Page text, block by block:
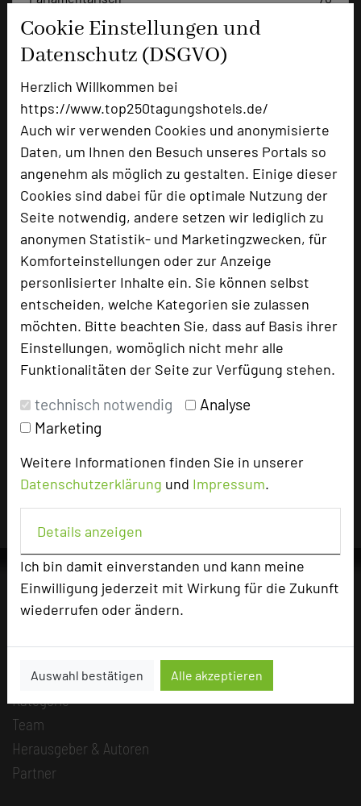
Cookie Einstellungen und
Datenschutz (DSGVO)
Herzlich Willkommen bei
https://www.top250tagungshotels.de/
Auch wir verwenden Cookies und anonymisierte
Daten, um Ihnen den Besuch unseres Portals so
angenehm als möglich zu gestalten. Einige dieser
Cookies sind dabei für die optimale Nutzung der
Seite notwendig, andere setzen wir lediglich zu
anonymen Statistik- und Marketingzwecken, für
Komforteinstellungen oder zur Anzeige
personlisierter Inhalte ein. Sie können selbst
entscheiden, welche Kategorien sie zulassen
möchten. Bitte beachten Sie, dass auf Basis ihrer
Einstellungen, womöglich nicht mehr alle
Funktionalitäten der Seite zur Verfügung stehen.
technisch notwendig
Analyse
Marketing
Weitere Informationen finden Sie in unserer
Datenschutzerklärung und Impressum.
Details anzeigen
Ich bin damit einverstanden und kann meine
Einwilligung jederzeit mit Wirkung für die Zukunft
wiederrufen oder ändern.
Auswahl bestätigen Alle akzeptieren
Reihenbestuhlung
Tagungsräume
Doppelzimmer
Einzelzimmer
Juniorsuiten
2
Besonders geeignet für
Seminar, Konferenz, Event
2464 Seiten dieses Hotels wurden in den
Impressum zum Hotel
Nutzungsrechte für dieses Portal eingeräumt und sind dafür
verantwortlich.
Über uns
Mission
Kategorie
Team
Herausgeber & Autoren
Partner